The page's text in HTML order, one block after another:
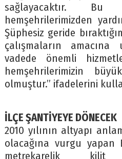
sağlayacaktır. Bu
hemşehrilerimizden
Şüphesiz geride
çalışmaların amacına
vadede önemli
hemşehrilerimizin
olmuştur.” ifadelerini
İLÇE ŞANTİYEYE DÖNECEK
2010 yılının altyapı
olacağına vurgu yapan
metrekarelik